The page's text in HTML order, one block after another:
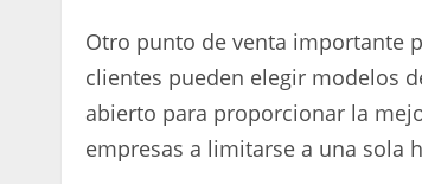
Otro punto de venta importante
clientes pueden elegir modelos
abierto para proporcionar la
empresas a limitarse a una sola